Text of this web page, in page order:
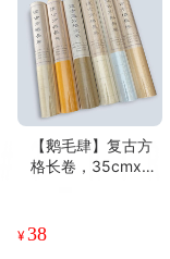
【鹅毛肆】复古方
格长卷，35cmx20
合抄经抄文，长短
¥38